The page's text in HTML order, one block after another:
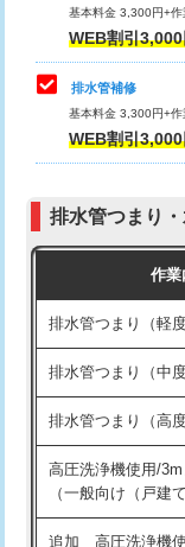
コンクリート斫り
モルタル補修（厚
モルタル補修（厚
追加人工
※給水管工事は
式）)
交換・取付(混合水
式・ワンホール）)
交換・取付(排水
交換・取付（その
持込商品取付（単
持込商品取付（混
持込商品取付（浄
給水管工事※（ホ
給水管工事※（バ
給水管工事※（支
基本料金 3,300円+
WEB割引
排水管補修
基本料金 3,300円+
WEB割引
排水管つまり
作業
排水管つまり（軽
排水管つまり（中
排水管つまり（高
高圧洗浄機使用/
（一般向け（戸建
追加 高圧洗浄機使